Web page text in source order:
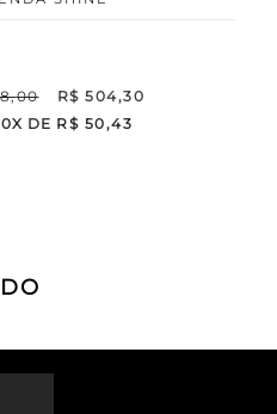
,00 R$ 504,30
X DE R$ 50,43